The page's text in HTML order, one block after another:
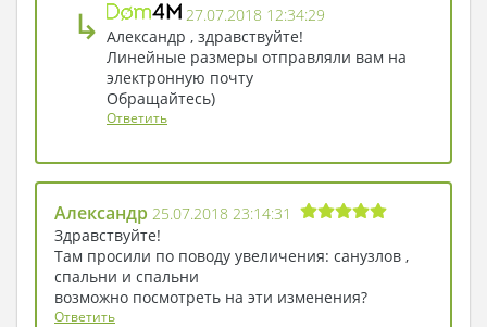
↳
27.07.2018 12:34:29
Александр , здравствуйте!
Линейные размеры отправляли вам на
электронную почту
Обращайтесь)
Ответить
Александр 25.07.2018 23:14:31
Здравствуйте!
Там просили по поводу увеличения: санузлов ,
спальни и спальни
возможно посмотреть на эти изменения?
Ответить